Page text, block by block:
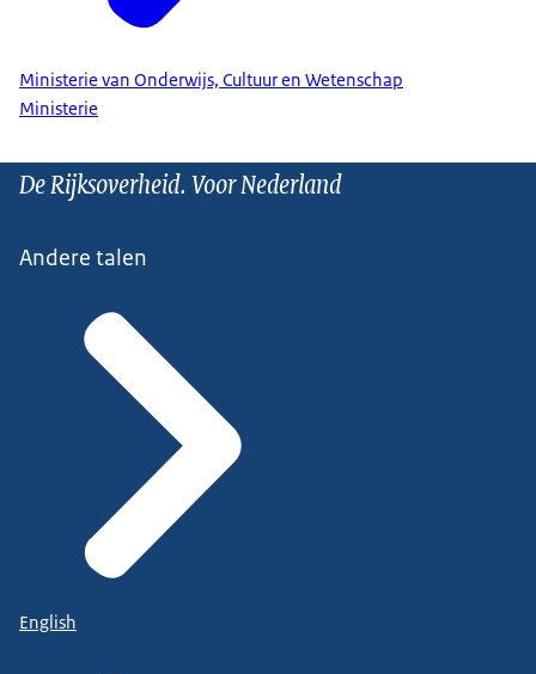
Ministerie van Onderwijs, Cultuur en Wetenschap
Ministerie
De Rijksoverheid. Voor Nederland
Andere talen
English